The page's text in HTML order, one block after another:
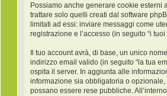
Possiamo anche generare cookie esterni
trattare solo quelli creati dal software
limitati ad essi: inviare messaggi come
registrazione e l’accesso (in seguito “i tuoi
Il tuo account avrà, di base, un unico
indirizzo email valido (in seguito “la tua
ospita il server. In aggiunta alle
informazione sia obbligatoria o
possano essere rese pubbliche.